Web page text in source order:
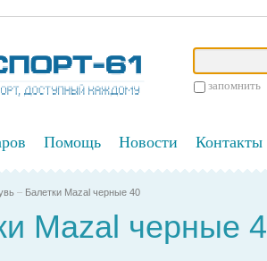
запомнить
Помощь Новости Контакты
– Балетки Mazal черные 40
Mazal черные